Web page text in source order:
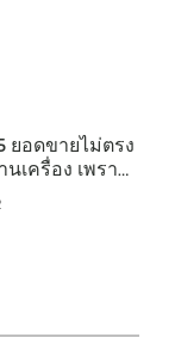
ยอดขายไม่ตรง
นเครื่อง เพราะ